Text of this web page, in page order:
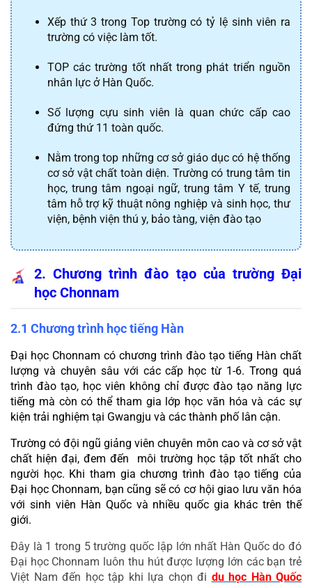
Xếp thứ 3 trong Top trường có tỷ lệ sinh viên ra
trường có việc làm tốt.
TOP các trường tốt nhất trong phát triển nguồn
nhân lực ở Hàn Quốc.
Số lượng cựu sinh viên là quan chức cấp cao
đứng thứ 11 toàn quốc.
Nằm trong top những cơ sở giáo dục có hệ thống
cơ sở vật chất toàn diện. Trường có trung tâm tin
học, trung tâm ngoại ngữ, trung tâm Y tế, trung
tâm hỗ trợ kỹ thuật nông nghiệp và sinh học, thư
viện, bệnh viện thú y, bảo tàng, viện đào tạo
2. Chương trình đào tạo của trường Đại
học Chonnam
2.1 Chương trình học tiếng Hàn
Đại học Chonnam có chương trình đào tạo tiếng Hàn chất
lượng và chuyên sâu với các cấp học từ 1-6. Trong quá
trình đào tạo, học viên không chỉ được đào tạo năng lực
tiếng mà còn có thể tham gia lớp học văn hóa và các sự
kiện trải nghiệm tại Gwangju và các thành phố lân cận.
Trường có đội ngũ giảng viên chuyên môn cao và cơ sở vật
chất hiện đại, đem đến  môi trường học tập tốt nhất cho
người học. Khi tham gia chương trình đào tạo tiếng của
Đại học Chonnam, bạn cũng sẽ có cơ hội giao lưu văn hóa
với sinh viên Hàn Quốc và nhiều quốc gia khác trên thế
giới.
Đây là 1 trong 5 trường quốc lập lớn nhất Hàn Quốc do đó
Đại học Chonnam luôn thu hút được lượng lớn các bạn trẻ
Việt Nam đến học tập khi lựa chọn đi du học Hàn Quốc